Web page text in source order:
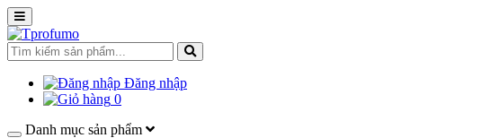
Đăng nhập
0
Danh mục sản phẩm